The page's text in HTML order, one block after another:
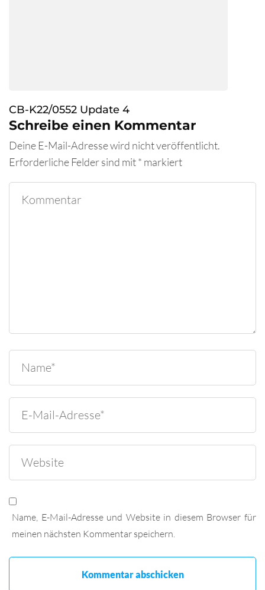
CB-K22/0552 Update 4
Schreibe einen Kommentar
Deine E-Mail-Adresse wird nicht veröffentlicht.
Erforderliche Felder sind mit* markiert
Name, E-Mail-Adresse und Website in diesem Browser für
meinen nächsten Kommentar speichern.